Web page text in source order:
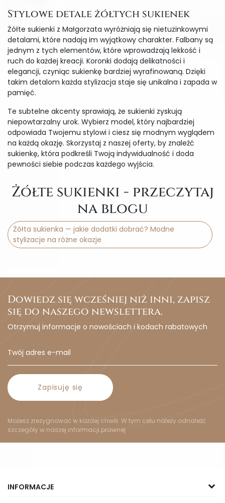
Stylowe detale żółtych sukienek
Żółte sukienki z Małgorzata wyróżniają się nietuzinkowymi
detalami, które nadają im wyjątkowy charakter. Falbany są
jednym z tych elementów, które wprowadzają lekkość i
ruch do każdej kreacji. Koronki dodają delikatności i
elegancji, czyniąc sukienkę bardziej wyrafinowaną. Dzięki
takim detalom każda stylizacja staje się unikalna i zapada w
pamięć.
Te subtelne akcenty sprawiają, że sukienki zyskują
niepowtarzalny urok. Wybierz model, który najbardziej
odpowiada Twojemu stylowi i ciesz się modnym wyglądem
na każdą okazję. Skorzystaj z naszej oferty, by znaleźć
sukienkę, która podkreśli Twoją indywidualność i doda
pewności siebie podczas każdego wyjścia.
Żółte sukienki - przeczytaj
na blogu
Żółta sukienka — jakie dodatki dobrać? Modne
stylizacje na różne okazje
Dowiedz się wcześniej niż inni, zapisz
się do naszego newslettera.
Otrzymuj informacje o nowościach i kodach rabatowych
Zapisuję się
Możesz zrezygnować w każdej chwili. W tym celu należy odnaleźć
szczegóły w naszej informacji prawnej.
INFORMACJE